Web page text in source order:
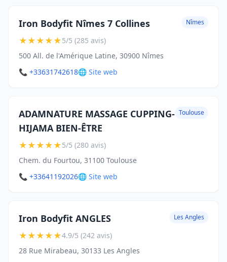
Iron Bodyfit Nîmes 7 Collines Nîmes
★★★★★5/5 (285 avis)
500 All. de l'Amérique Latine, 30900 Nîmes
📞 +33631742618🌐 Site web
ADAMNATURE MASSAGE CUPPING-
HIJAMA BIEN-ÊTRE
Toulouse
★★★★★5/5 (280 avis)
Chem. du Fourtou, 31100 Toulouse
📞 +33641192026🌐 Site web
Iron Bodyfit ANGLES Les Angles
★★★★★4.9/5 (242 avis)
28 Rue Mirabeau, 30133 Les Angles